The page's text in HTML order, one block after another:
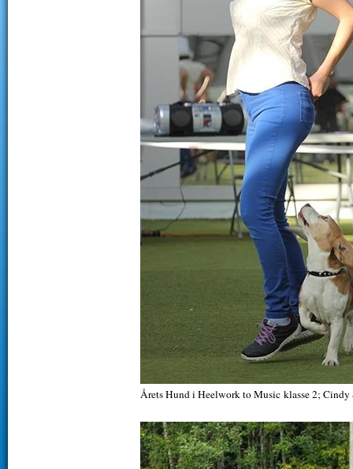
Årets Hund i Heelwork to Music klasse 2;